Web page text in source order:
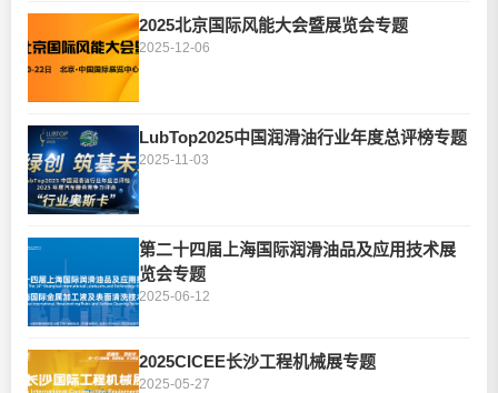
2025北京国际风能大会暨展览会专题
2025-12-06
LubTop2025中国润滑油行业年度总评榜专题
2025-11-03
第二十四届上海国际润滑油品及应用技术展
览会专题
2025-06-12
2025CICEE长沙工程机械展专题
2025-05-27